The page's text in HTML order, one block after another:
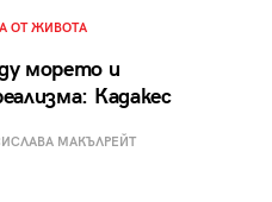
ОТ ЖИВОТА
морето и
Кадакес
МАКЪЛРЕЙТ